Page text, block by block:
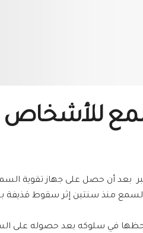
بعد أن حصل على جهاز تقوية
منذ سنتين إثر سقوط قذيفة
تلاحظها في سلوكه بعد حصوله